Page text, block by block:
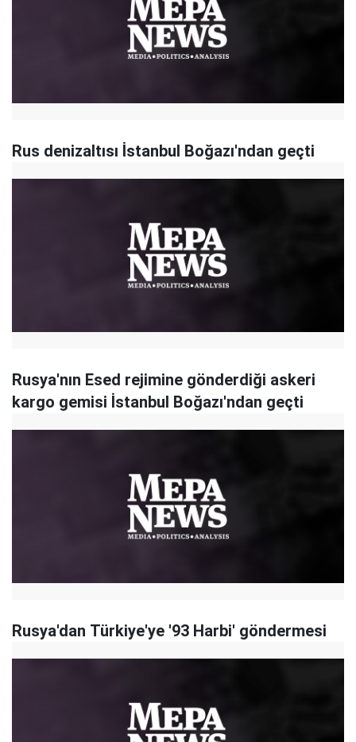
Rus denizaltısı İstanbul Boğazı'ndan geçti
Rusya'nın Esed rejimine gönderdiği askeri
kargo gemisi İstanbul Boğazı'ndan geçti
Rusya'dan Türkiye'ye '93 Harbi' göndermesi